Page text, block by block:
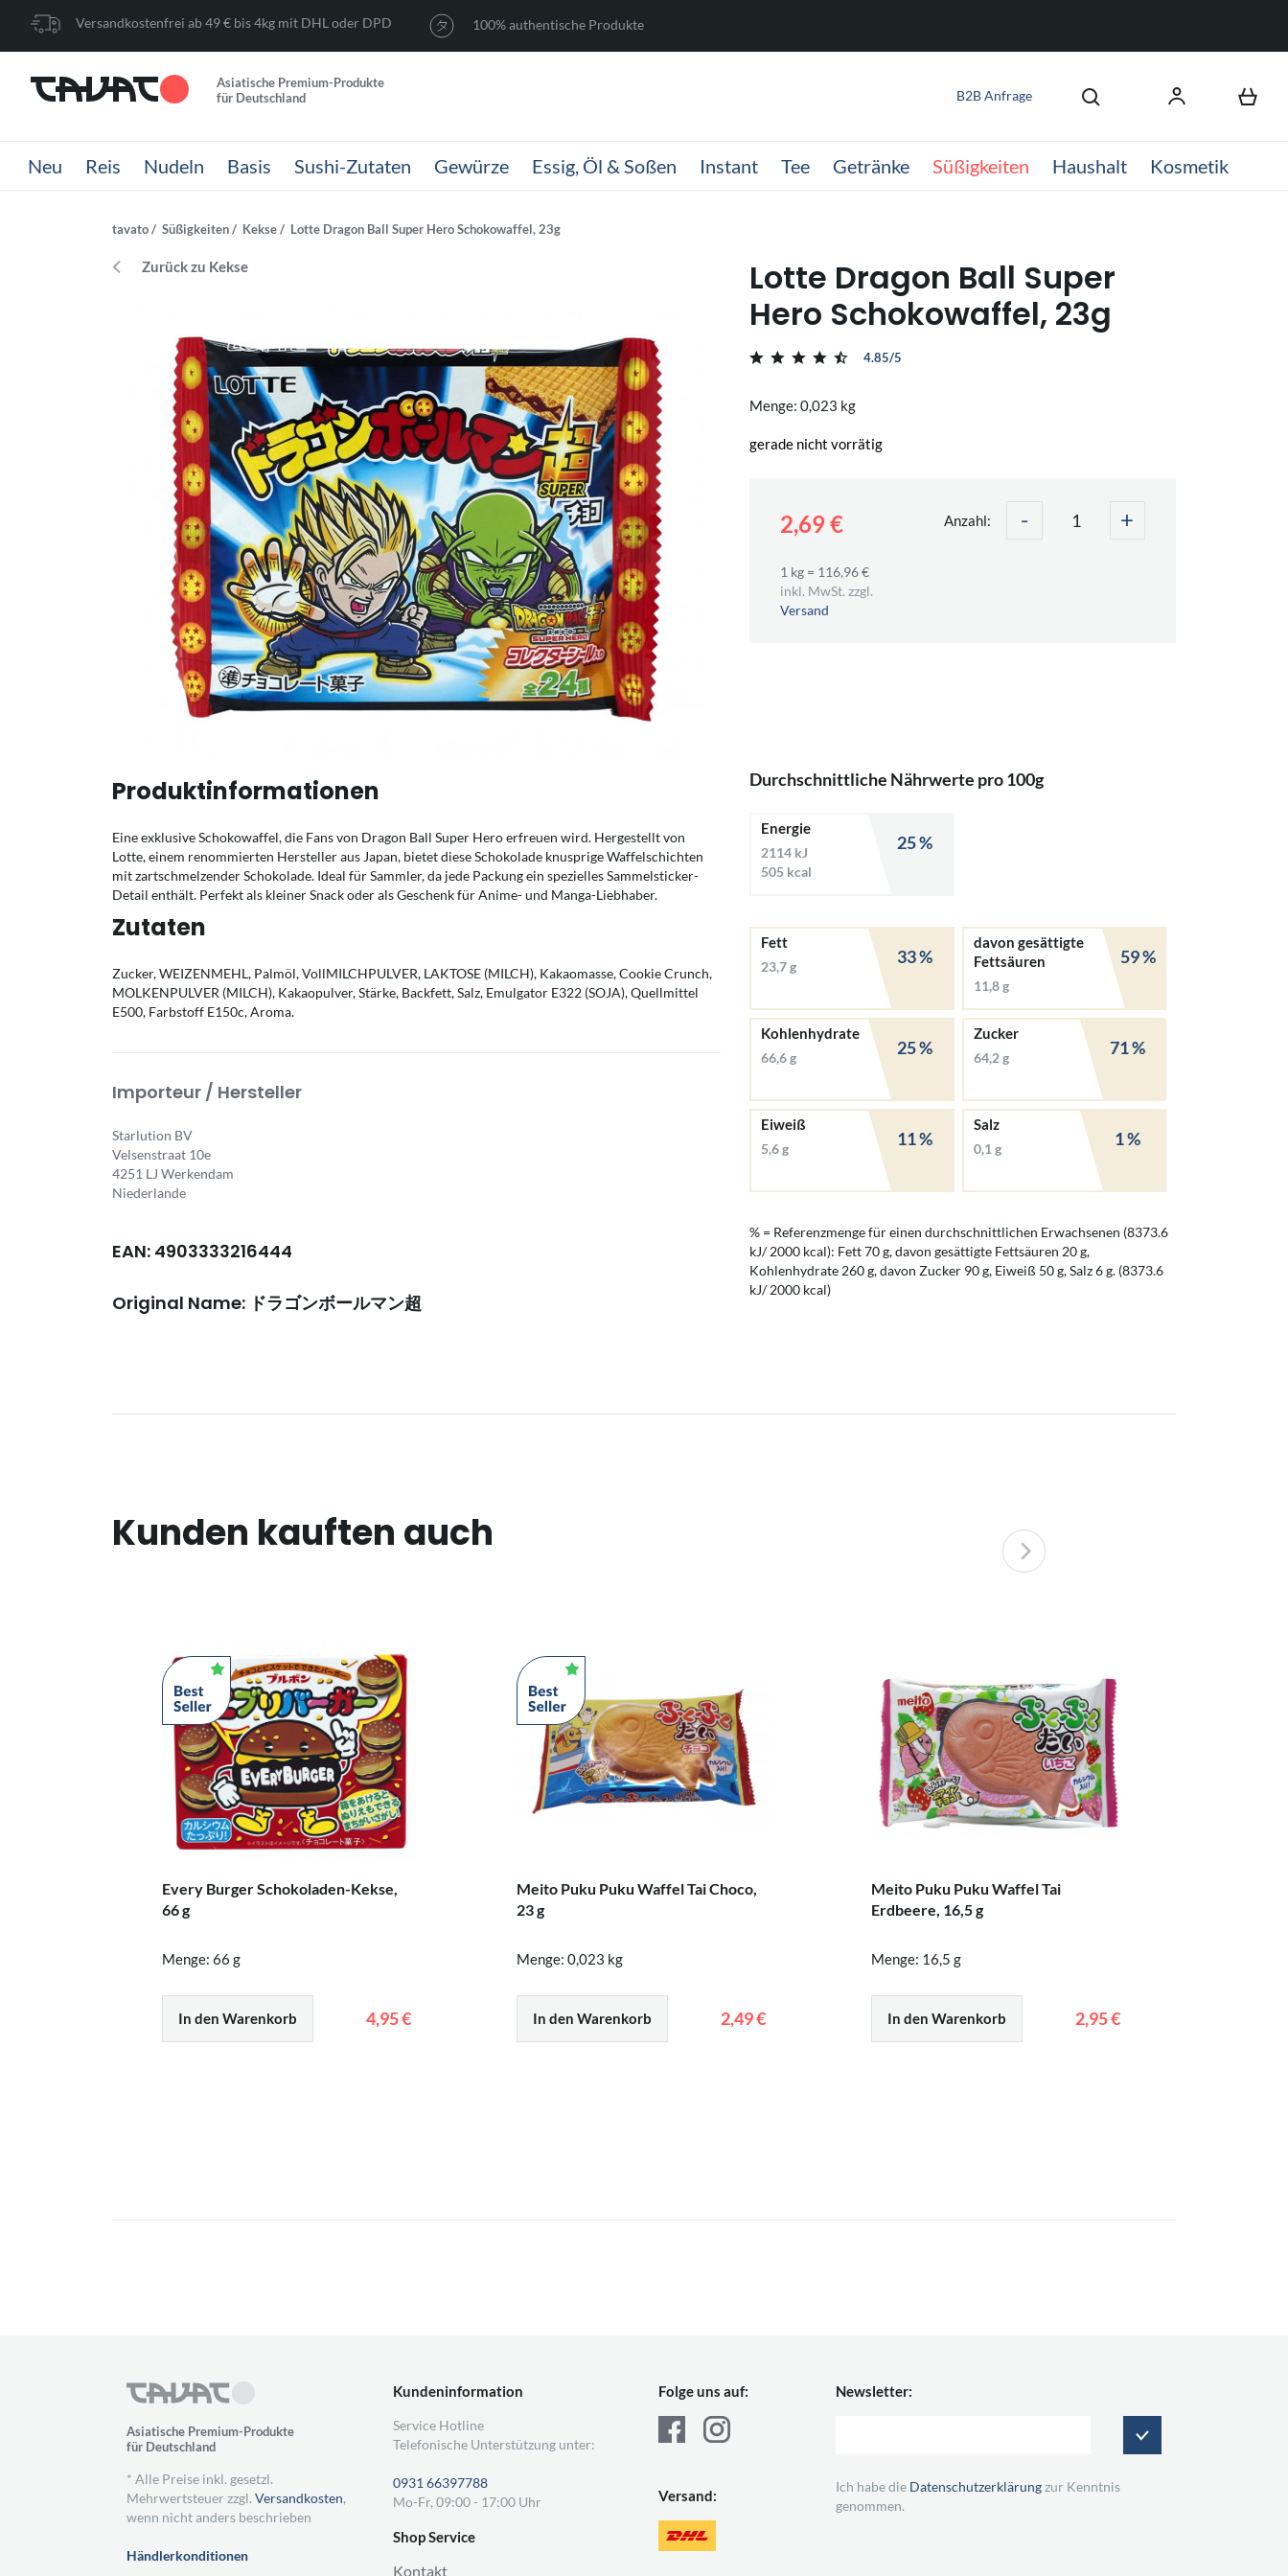
Versandkostenfrei ab 49 € bis 4kg mit DHL oder DPD 100% authentische Produkte
Asiatische Premium-Produkte
für Deutschland
B2B Anfrage
Neu Reis Nudeln Basis Sushi-Zutaten Gewürze Essig, Öl & Soßen Instant Tee Getränke Süßigkeiten Haushalt Kosmetik
tavato Süßigkeiten Kekse Lotte Dragon Ball Super Hero Schokowaffel, 23g
Zurück zu Kekse
Lotte Dragon Ball Super
Hero Schokowaffel, 23g
4.85/5
Menge: 0,023 kg
gerade nicht vorrätig
2,69 € Anzahl: - +
1 kg = 116,96 €
inkl. MwSt. zzgl.
Versand
Produktinformationen
Eine exklusive Schokowaffel, die Fans von Dragon Ball Super Hero erfreuen wird. Hergestellt von
Lotte, einem renommierten Hersteller aus Japan, bietet diese Schokolade knusprige Waffelschichten
mit zartschmelzender Schokolade. Ideal für Sammler, da jede Packung ein spezielles Sammelsticker-
Detail enthält. Perfekt als kleiner Snack oder als Geschenk für Anime- und Manga-Liebhaber.
Zutaten
Zucker, WEIZENMEHL, Palmöl, VollMILCHPULVER, LAKTOSE (MILCH), Kakaomasse, Cookie Crunch,
MOLKENPULVER (MILCH), Kakaopulver, Stärke, Backfett, Salz, Emulgator E322 (SOJA), Quellmittel
E500, Farbstoff E150c, Aroma.
Importeur / Hersteller
Starlution BV
Velsenstraat 10e
4251 LJ Werkendam
Niederlande
EAN: 4903333216444
Original Name: ドラゴンボールマン超
Durchschnittliche Nährwerte pro 100g
Energie
2114 kJ
505 kcal
25 %
Fett
23,7 g 33 %
davon gesättigte
Fettsäuren
11,8 g
59 %
Kohlenhydrate
66,6 g 25 %
Zucker
64,2 g 71 %
Eiweiß
5,6 g 11 %
Salz
0,1 g 1 %
% = Referenzmenge für einen durchschnittlichen Erwachsenen (8373.6
kJ/ 2000 kcal): Fett 70 g, davon gesättigte Fettsäuren 20 g,
Kohlenhydrate 260 g, davon Zucker 90 g, Eiweiß 50 g, Salz 6 g. (8373.6
kJ/ 2000 kcal)
Kunden kauften auch
Every Burger Schokoladen-Kekse,
66 g
Menge: 66 g
In den Warenkorb 4,95 €
Meito Puku Puku Waffel Tai Choco,
23 g
Menge: 0,023 kg
In den Warenkorb 2,49 €
Meito Puku Puku Waffel Tai
Erdbeere, 16,5 g
Menge: 16,5 g
In den Warenkorb 2,95 €
Asiatische Premium-Produkte
für Deutschland
* Alle Preise inkl. gesetzl.
Mehrwertsteuer zzgl. Versandkosten,
wenn nicht anders beschrieben
Händlerkonditionen
Kundeninformation
Service Hotline
Telefonische Unterstützung unter:
0931 66397788
Mo-Fr, 09:00 - 17:00 Uhr
Shop Service
Kontakt
Folge uns auf:
Versand:
Newsletter:
Ich habe die Datenschutzerklärungzur Kenntnis
genommen.